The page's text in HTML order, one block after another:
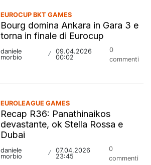
EUROCUP BKT GAMES
Bourg domina Ankara in Gara 3 e
torna in finale di Eurocup
daniele
morbio
/ 09.04.2026
00:02
0
commenti
EUROLEAGUE GAMES
Recap R36: Panathinaikos
devastante, ok Stella Rossa e
Dubai
daniele
morbio
/
07.04.2026
23:45
0
commenti